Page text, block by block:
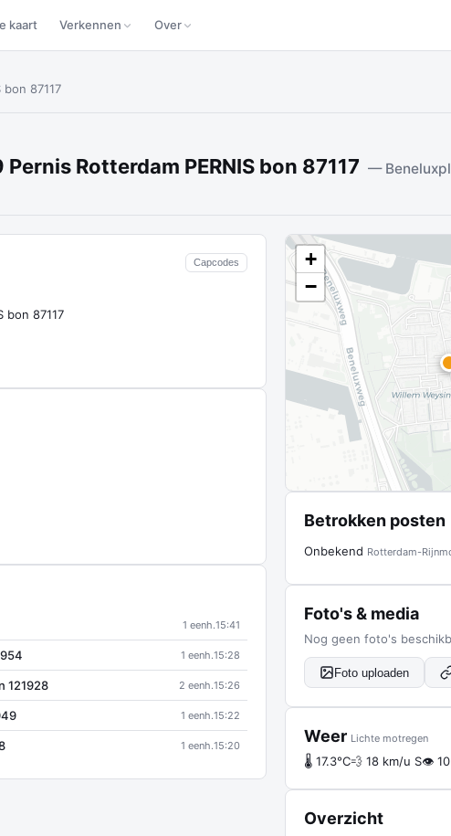
kaart Verkennen Over
87117
Rotterdam PERNIS bon 87117 —
Capcodes
bon 87117
1 eenh.15:41
1 eenh.15:28
121928 2 eenh.15:26
1 eenh.15:22
1 eenh.15:20
+
−
Betrokken posten
Onbekend Rotterdam-
Foto's & media
Nog geen foto's
Foto uploaden
Weer Lichte motregen
🌡 17.3°C💨 18 km/u S👁
Overzicht